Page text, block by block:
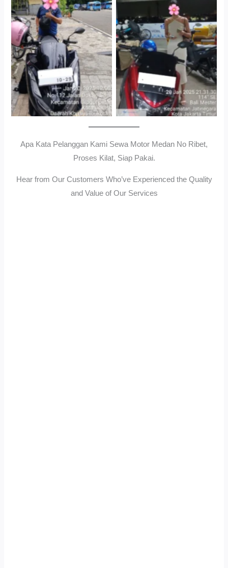
Antar Jemput Kendaraan
Gedung Parkir P6ASewa
Motor Medan Sunggal No
Ribet, Proses Kilat, Siap
Pakai.
Apa Kata Pelanggan Kami Sewa Motor Medan No Ribet,
Proses Kilat, Siap Pakai.
Hear from Our Customers Who’ve Experienced the Quality
and Value of Our Services